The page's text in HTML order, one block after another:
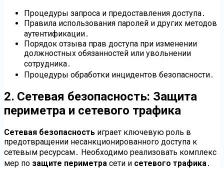
Процедуры запроса и предоставления доступа․
Правила использования паролей и других методов
аутентификации․
Порядок отзыва прав доступа при изменении
должностных обязанностей или увольнении
сотрудника․
Процедуры обработки инцидентов безопасности․
2․ Сетевая безопасность: Защита
периметра и сетевого трафика
Сетевая безопасность играет ключевую роль в
предотвращении несанкционированного доступа к
сетевым ресурсам․ Необходимо реализовать комплекс
мер по защите периметра сети и сетевого трафика․